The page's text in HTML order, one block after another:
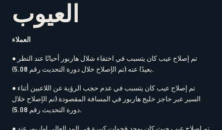
العيوب
العملاء
● تم إصلاح عيب كان يتسبب في اختفاء شلال هاربور أحيانًا عند النظر
بعيدًا عنه (تم الإصلاح خلال دورة التحديث رقم 5.08).
● تم إصلاح عيب كان يتسبب في عدم حجب الرؤية عن اللاعبين أثناء
السير عبر حاجز خليج هاربور في المسافة المقصودة (تم الإصلاح خلال
دورة التحديث رقم 5.08).